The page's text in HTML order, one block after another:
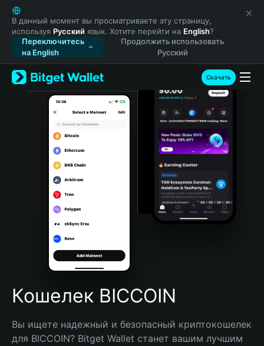
English
日本語
Tiếng Việt
Русский
Español (Latinoamérica)
Türkçe
Italiano
Português (Portugal)
Bahasa Indonesia
Português (Brasil)
Español (Argentina)
В данный момент вы просматриваете эту страницу,
используя Русский язык. Хотите перейти на English?
Переключитесь
на English
Продолжить использовать
Русский
Скачать
Кошелек BICCOIN
Вы ищете надежный и безопасный криптокошелек
для BICCOIN? Bitget Wallet станет вашим лучшим